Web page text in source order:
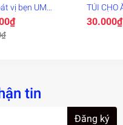
vị bẹn UM
TÚI CHO
TRUYỀN
30.000₫
tin
Đăng ký